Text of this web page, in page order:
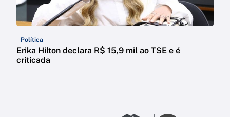
Política
Erika Hilton declara R$ 15,9 mil ao TSE e é
criticada